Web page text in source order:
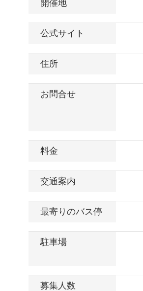
開催地
公式サイト
住所
お問合せ
料金
交通案内
最寄りのバス停
駐車場
募集人数